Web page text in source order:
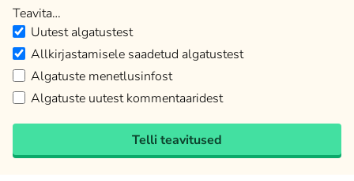
Teavita…
Uutest algatustest
Allkirjastamisele saadetud algatustest
Algatuste menetlusinfost
Algatuste uutest kommentaaridest
Telli teavitused